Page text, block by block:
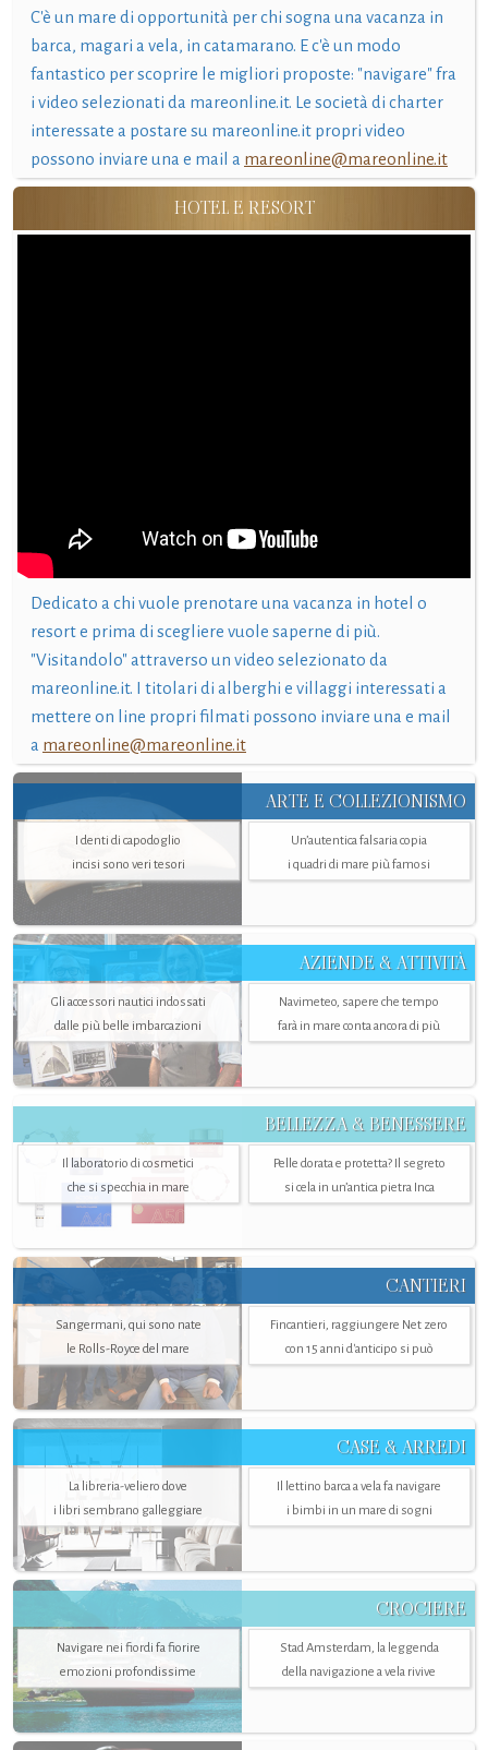
C'è un mare di opportunità per chi sogna una vacanza in
barca, magari a vela, in catamarano. E c'è un modo
fantastico per scoprire le migliori proposte: "navigare" fra
i video selezionati da mareonline.it. Le società di charter
interessate a postare su mareonline.it propri video
possono inviare una e mail a mareonline@mareonline.it
HOTEL E RESORT
Dedicato a chi vuole prenotare una vacanza in hotel o
resort e prima di scegliere vuole saperne di più.
"Visitandolo" attraverso un video selezionato da
mareonline.it. I titolari di alberghi e villaggi interessati a
mettere on line propri filmati possono inviare una e mail
a mareonline@mareonline.it
ARTE E COLLEZIONISMO
I denti di capodoglio
incisi sono veri tesori
Un’autentica falsaria copia
i quadri di mare più famosi
AZIENDE & ATTIVITÀ
Gli accessori nautici indossati
dalle più belle imbarcazioni
Navimeteo, sapere che tempo
farà in mare conta ancora di più
BELLEZZA & BENESSERE
Il laboratorio di cosmetici
che si specchia in mare
Pelle dorata e protetta? Il segreto
si cela in un’antica pietra Inca
CANTIERI
Sangermani, qui sono nate
le Rolls-Royce del mare
Fincantieri, raggiungere Net zero
con 15 anni d'anticipo si può
CASE & ARREDI
La libreria-veliero dove
i libri sembrano galleggiare
Il lettino barca a vela fa navigare
i bimbi in un mare di sogni
CROCIERE
Navigare nei fiordi fa fiorire
emozioni profondissime
Stad Amsterdam, la leggenda
della navigazione a vela rivive